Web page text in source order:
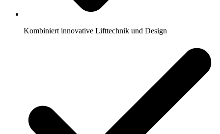
Kombiniert innovative Lifttechnik und Design